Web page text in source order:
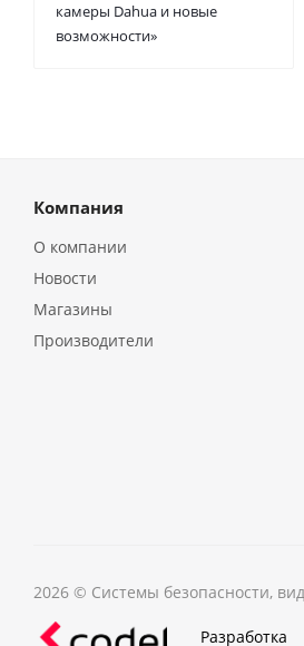
камеры Dahua и новые
возможности»
Компания
О компании
Новости
Магазины
Производители
2026 © Системы безопасности,
Разработка